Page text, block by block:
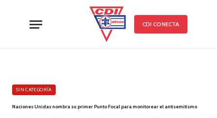
CDI CONECTA
SIN CATEGORÍA
Naciones Unidas nombra su primer Punto Focal para monitorear el antisemitismo